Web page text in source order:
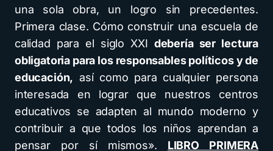
una sola obra, un logro sin precedentes.
Primera clase. Cómo construir una escuela de
calidad para el siglo XXI debería ser lectura
obligatoria para los responsables políticos y de
educación, así como para cualquier persona
interesada en lograr que nuestros centros
educativos se adapten al mundo moderno y
contribuir a que todos los niños aprendan a
pensar por sí mismos». LIBRO PRIMERA